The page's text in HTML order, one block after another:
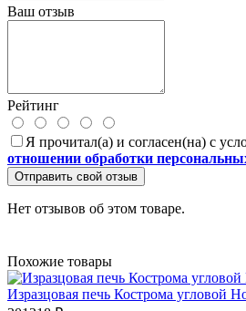
Ваш отзыв
Рейтинг
Я прочитал(а) и согласен(на) с
отношении обработки
Отправить свой отзыв
Нет отзывов об этом товаре.
Похожие товары
Изразцовая печь Кострома угловой